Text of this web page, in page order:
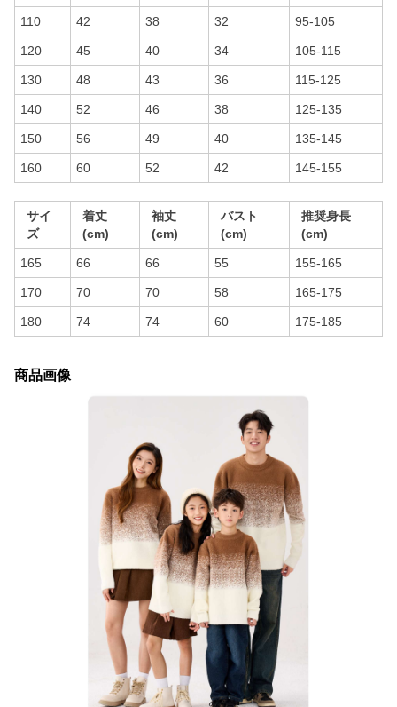
110 42 38 32 95-105
120 45 40 34 105-115
130 48 43 36 115-125
140 52 46 38 125-135
150 56 49 40 135-145
160 60 52 42 145-155
サイ
ズ
着丈
(cm)
袖丈
(cm)
バスト
(cm)
推奨身長
(cm)
165 66 66 55 155-165
170 70 70 58 165-175
180 74 74 60 175-185
商品画像